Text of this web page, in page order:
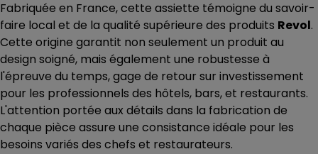
Fabriquée en France, cette assiette témoigne du savoir-
faire local et de la qualité supérieure des produits Revol.
Cette origine garantit non seulement un produit au
design soigné, mais également une robustesse à
l'épreuve du temps, gage de retour sur investissement
pour les professionnels des hôtels, bars, et restaurants.
L'attention portée aux détails dans la fabrication de
chaque pièce assure une consistance idéale pour les
besoins variés des chefs et restaurateurs.